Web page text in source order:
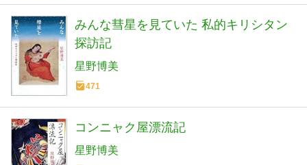
みんな彗星を見ていた 私的キリシタン
探訪記
星野博美
471
コンニャク屋漂流記
星野博美